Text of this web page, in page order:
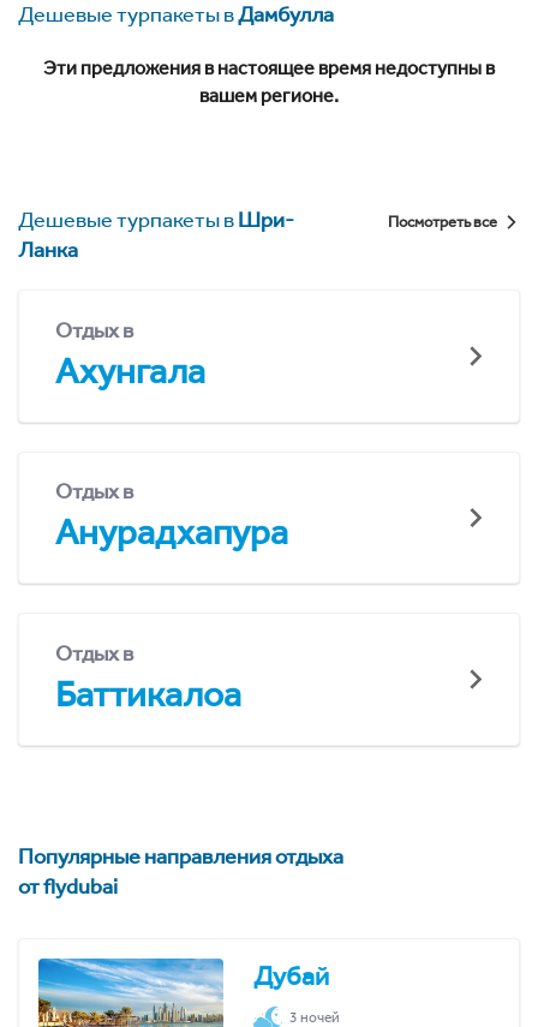
Дешевые турпакеты вДамбулла
Эти предложения в настоящее время недоступны в
вашем регионе.
Дешевые турпакеты вШри-
Ланка
Посмотреть все
Отдых в
Ахунгала
Отдых в
Анурадхапура
Отдых в
Баттикалоа
Популярные направления отдыха
от flydubai
Дубай
3 ночей